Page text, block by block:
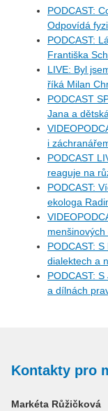
PODCAST:
Odpovídá
PODCAST:
Františka
LIVE: Byl
říká Milan
PODCAST
Jana a
i
PODCAST
reaguje na
PODCAST:
ekologa
menšinových
PODCAST:
dialektech a
PODCAST:
a dílnách
Kontakty pro
Markéta Růžičková